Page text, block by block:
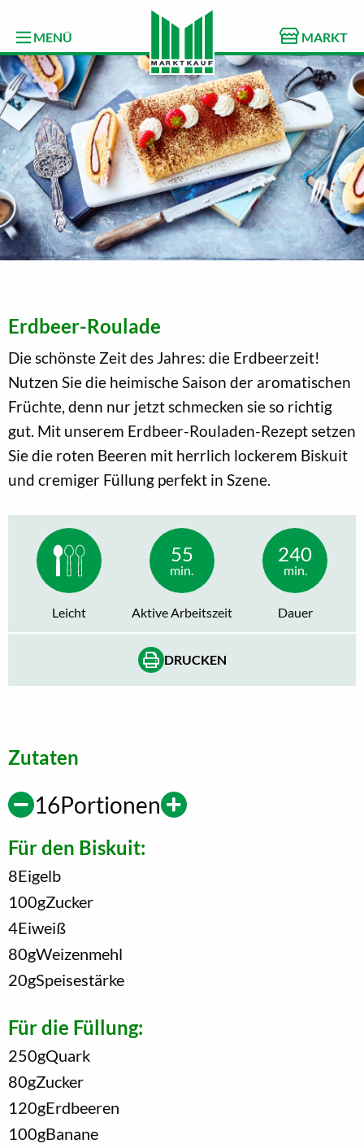
MENÜ MARKT
Erdbeer-Roulade
Die schönste Zeit des Jahres: die Erdbeerzeit!
Nutzen Sie die heimische Saison der aromatischen
Früchte, denn nur jetzt schmecken sie so richtig
gut. Mit unserem Erdbeer-Rouladen-Rezept setzen
Sie die roten Beeren mit herrlich lockerem Biskuit
und cremiger Füllung perfekt in Szene.
Leicht
55
min.
Aktive Arbeitszeit
240
min.
Dauer
DRUCKEN
Zutaten
16Portionen
Für den Biskuit:
8Eigelb
100gZucker
4Eiweiß
80gWeizenmehl
20gSpeisestärke
Für die Füllung:
250gQuark
80gZucker
120gErdbeeren
100gBanane